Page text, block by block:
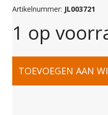
Artikelnummer: JL003721
1 op
CADDY
TOEVOEGEN AAN